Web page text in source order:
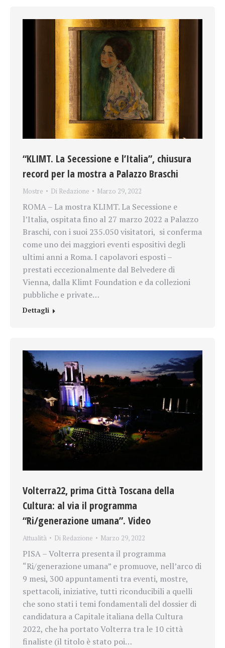
“KLIMT. La Secessione e l’Italia”, chiusura
record per la mostra a Palazzo Braschi
Mostre Di Redazione Marzo 29, 2022
ROMA – La mostra KLIMT. La Secessione e
l’Italia, ospitata fino al 27 marzo 2022 a Palazzo
Braschi, con i suoi 235.050 visitatori, si conferma
come uno dei maggiori eventi espositivi degli
ultimi anni a Roma. I capolavori esposti –
prestati eccezionalmente dal Belvedere di
Vienna, dalla Klimt Foundation e da collezioni
pubbliche e private…
Dettagli
Volterra22, prima Città Toscana della
Cultura: al via il programma
“Ri/generazione umana”. Video
Attualità Di Redazione Marzo 29, 2022
PISA – Volterra presenta il programma
“Ri/generazione umana” e promuove, nell’arco di
9 mesi, 300 appuntamenti tra eventi, mostre,
spettacoli, iniziative, tutti riconducibili a quelli
che sono stati i temi fondamentali del dossier di
candidatura a Capitale italiana della Cultura
2022, che ha portato Volterra tra le 10 città
finaliste (il titolo è stato poi…